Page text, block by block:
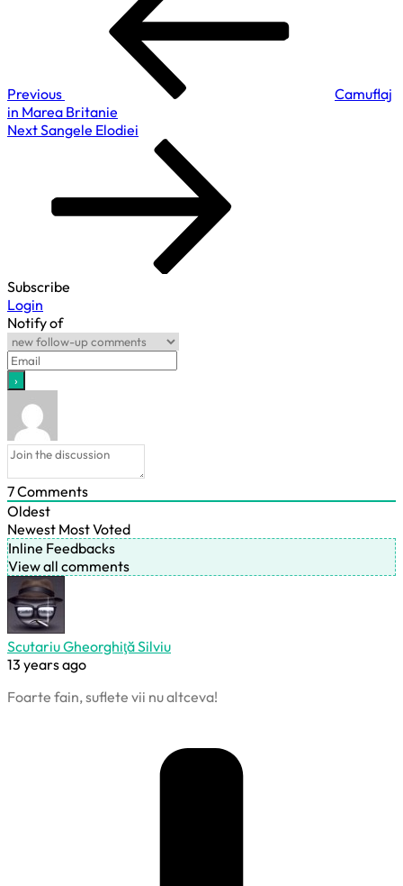
Previous
Camuflaj
in Marea Britanie
Next
NextSangele Elodiei
Subscribe
Login
Notify of
7Comments
Oldest
Newest Most Voted
Inline Feedbacks
View all comments
Scutariu Gheorghiţă Silviu
13 years ago
Foarte fain, suflete vii nu altceva!